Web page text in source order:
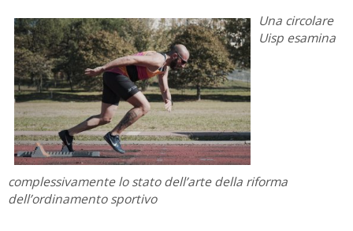
Una circolare
Uisp esamina
complessivamente lo stato dell’arte della riforma
dell’ordinamento sportivo